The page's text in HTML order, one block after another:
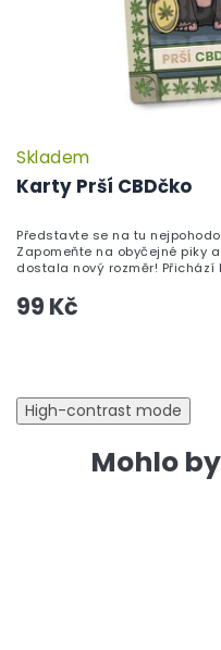
Karty Prší CBDčko
Skladem
99 Kč
Představte se na tu
Zapomeňte na obyčejné piky
dostala nový rozměr! Přichází
High-contrast mode
Mohlo